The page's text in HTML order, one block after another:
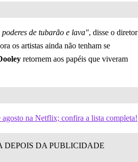
de tubarão e lava", disse o diretor
os artistas ainda não tenham se
retornem aos papéis que viveram
agosto na Netflix; confira a lista completa!